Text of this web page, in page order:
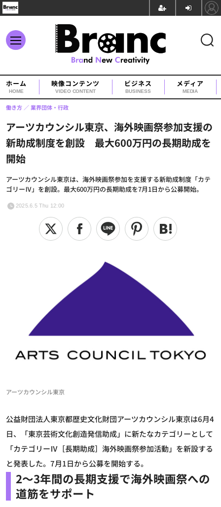
ホーム
HOME
映像コンテンツ
VIDEO CONTENT
ビジネス
BUSINESS
メディア
MEDIA
アーツカウンシル東京、海外映画祭参加支援の
新助成制度を創設 最大600万円の長期助成を
開始
アーツカウンシル東京は、海外映画祭参加を支援する新助成制度「カテ
ゴリーⅣ」を創設。最大600万円の長期助成を7月1日から公募開始。
働き方 業界団体・行政
2025.6.5 Thu 12:00
アーツカウンシル東京
公益財団法人東京都歴史文化財団アーツカウンシル東京は6月4
日、「東京芸術文化創造発信助成」に新たなカテゴリーとして
「カテゴリーⅣ［長期助成］海外映画祭参加活動」を新設する
と発表した。7月1日から公募を開始する。
2～3年間の長期支援で海外映画祭への
道筋をサポート